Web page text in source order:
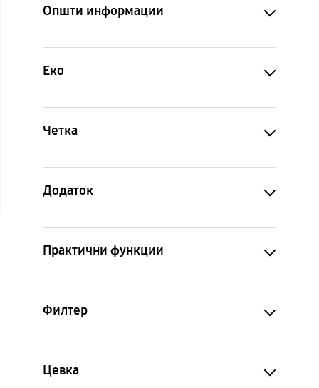
Општи информации
Еко
Четка
Додаток
Практични функции
Филтер
Цевка